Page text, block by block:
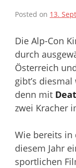
Posted on 13.
Die Alp-Con
durch
Österreich
gibt’s
denn mit
zwei Kracher
Wie bereits in
diesem Jahr
sportlichen